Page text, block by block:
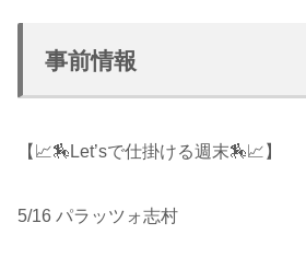
事前情報
【📈🏇Let’sで仕掛ける週末🏇📈】
5/16 パラッツォ志村